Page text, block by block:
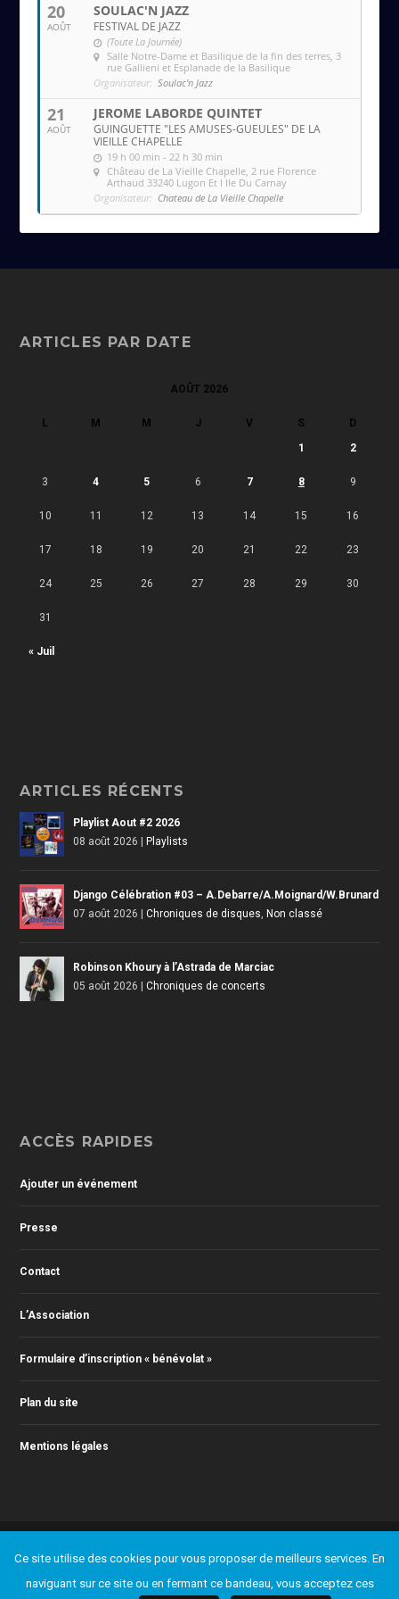
20
AOÛT
SOULAC'N JAZZ
FESTIVAL DE JAZZ
(Toute La Journée)
Salle Notre-Dame et Basilique de la fin des terres , 3
rue Gallieni et Esplanade de la Basilique
Organisateur: Soulac'n Jazz
21
AOÛT
JEROME LABORDE QUINTET
GUINGUETTE "LES AMUSES-GUEULES" DE LA
VIEILLE CHAPELLE
19 h 00 min - 22 h 30 min
Château de La Vieille Chapelle , 2 rue Florence
Arthaud 33240 Lugon Et l Ile Du Carnay
Organisateur: Chateau de La Vieille Chapelle
ARTICLES PAR DATE
AOÛT 2026
L M M J V S D
« Juil
1 2
3 4 5 6 7 8 9
10 11 12 13 14 15 16
17 18 19 20 21 22 23
24 25 26 27 28 29 30
31
ARTICLES RÉCENTS
Playlist Aout #2 2026
08 août 2026 |Playlists
Django Célébration #03 – A.Debarre/A.Moignard/W.Brunard
07 août 2026 |Chroniques de disques ,Non classé
Robinson Khoury à l’Astrada de Marciac
05 août 2026 |Chroniques de concerts
ACCÈS RAPIDES
Ajouter un événement
Presse
Contact
L’Association
Formulaire d’inscription « bénévolat »
Plan du site
Mentions légales
RONTEY ( webmaster@actionjazz.fr )
Ajouter un événement
Presse Contact
L’Association
Ce site utilise des cookies pour vous proposer de meilleurs services. En
naviguant sur ce site ou en fermant ce bandeau, vous acceptez ces